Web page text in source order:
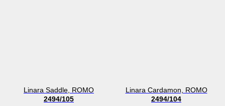
Linara Saddle, ROMO
2494/105
Linara Cardamon, ROMO
2494/104